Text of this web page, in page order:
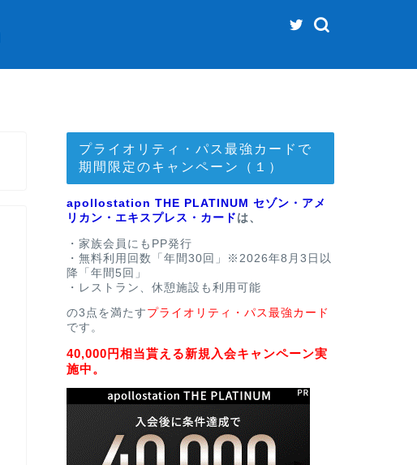
プライオリティ・パス最強カードで
期間限定のキャンペーン（１）
apollostation THE PLATINUM セゾン・アメ
リカン・エキスプレス・カード は、
・家族会員にもPP発行
・無料利用回数「年間30回」※2026年8月3日以
降「年間5回」
・レストラン、休憩施設も利用可能
の3点を満たす プライオリティ・パス最強カード
です。
40,000円相当貰える新規入会キャンペーン実
施中。